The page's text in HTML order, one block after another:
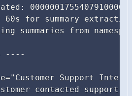
60s for summary
summaries from
----
Support
contacted support